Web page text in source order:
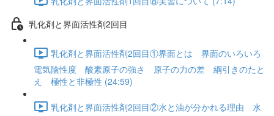
乳化剤と界面活性剤2回目
乳化剤と界面活性剤2回目①界面とは 界面のいろいろ
電気陰性度 酸素原子の強さ 原子の力の差 綱引きのたと
え 極性と非極性 (24:59)
乳化剤と界面活性剤2回目②水と油が分かれる理由 水